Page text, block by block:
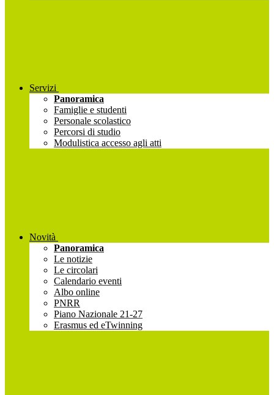
Servizi
Panoramica
Famiglie e studenti
Personale scolastico
Percorsi di studio
Modulistica accesso agli atti
Novità
Panoramica
Le notizie
Le circolari
Calendario eventi
Albo online
PNRR
Piano Nazionale 21-27
Erasmus ed eTwinning